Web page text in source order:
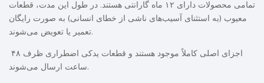
تمامی محصولات دارای ۱۲ ماه گارانتی هستند. در طول این مدت، قطعات
معیوب (به استثنای آسیب‌های ناشی از خطای انسانی) به صورت رایگان
تعمیر یا تعویض می‌شوند.
ساعت ارسال می‌شوند.